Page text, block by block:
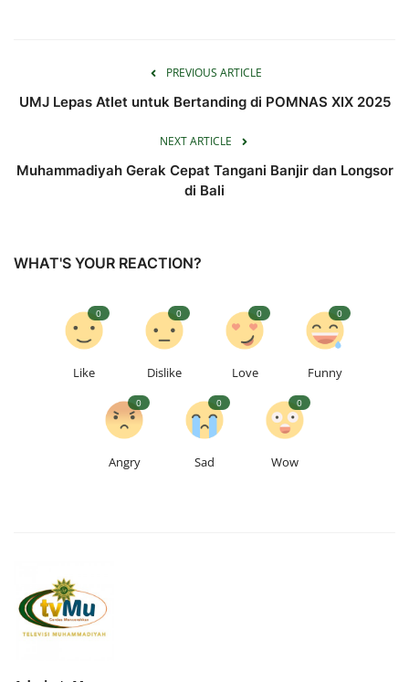
PREVIOUS ARTICLE
UMJ Lepas Atlet untuk Bertanding di POMNAS XIX 2025
NEXT ARTICLE
Muhammadiyah Gerak Cepat Tangani Banjir dan Longsor
di Bali
WHAT'S YOUR REACTION?
Like
0
Dislike
0
Love
0
Funny
0
Angry
0
Sad
0
Wow
0